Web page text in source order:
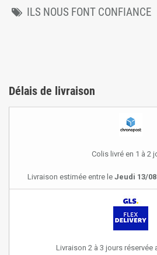
ILS NOUS FONT CONFIANCE
Délais de livraison
Colis livré en 1 à 2
Livraison estimée entre le Jeudi 13/08
Livraison 2 à 3 jours réservée